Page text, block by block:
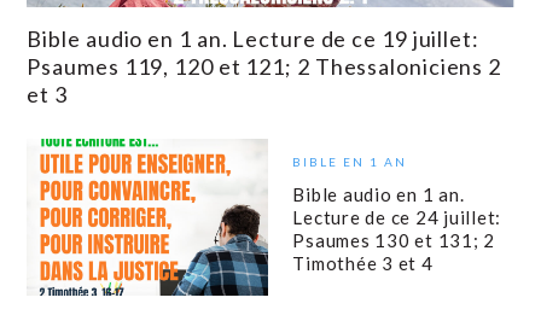
Bible audio en 1 an. Lecture de ce 19 juillet:
Psaumes 119, 120 et 121; 2 Thessaloniciens 2
et 3
BIBLE EN 1 AN
Bible audio en 1 an.
Lecture de ce 24 juillet:
Psaumes 130 et 131; 2
Timothée 3 et 4